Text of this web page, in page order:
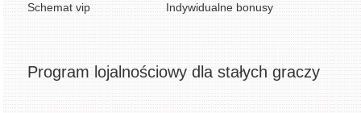
Schemat vip Indywidualne bonusy
Program lojalnościowy dla stałych graczy